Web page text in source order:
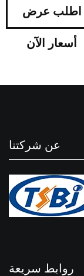
اطلب عرض
أسعار الآن
عن شركتنا
روابط سريعة